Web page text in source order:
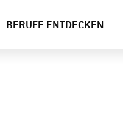
BERUFE ENTDECKEN